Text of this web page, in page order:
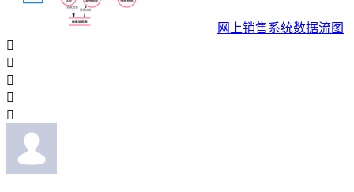
网上销售系统数据流图




